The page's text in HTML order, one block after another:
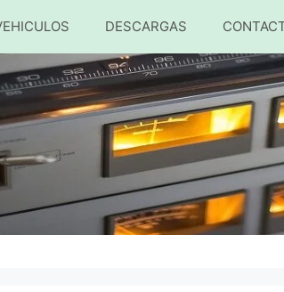
DESCARGAS